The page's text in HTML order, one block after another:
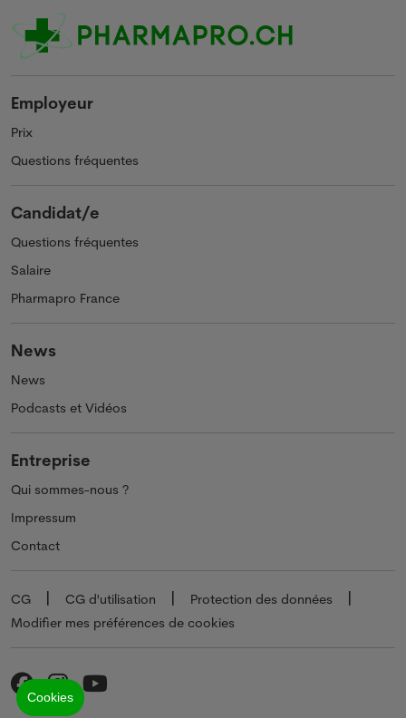
Employeur
Prix
Questions fréquentes
Candidat/e
Questions fréquentes
Salaire
Pharmapro France
News
News
Podcasts et Vidéos
Entreprise
Qui sommes-nous ?
Impressum
Contact
CG CG d'utilisation
Protection des données
Modifier mes préférences de cookies